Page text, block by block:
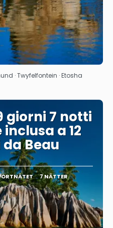
· Twyfelfontein · Etosha
giorni 7 notti
a 12
Beau
7 NÄTTER